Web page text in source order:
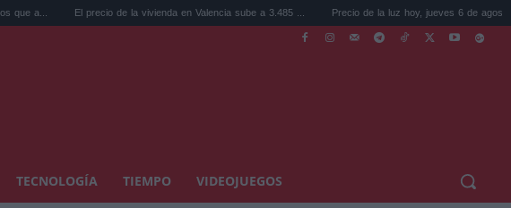
El precio de la vivienda en Valencia sube a 3.485 ... Precio de la luz hoy, jueves 6 de agosto: la hora ...
TECNOLOGÍA TIEMPO VIDEOJUEGOS